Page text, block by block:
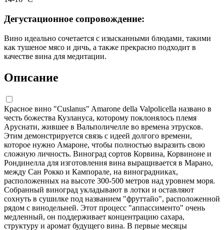
Дегустационное сопровождение:
Вино идеально сочетается с изысканными блюдами, такими
как тушеное мясо и дичь, а также прекрасно подходит в
качестве вина для медитации.
Описание
Красное вино "Cuslanus" Amarone della Valpolicella названо в
честь божества Кузлануса, которому поклонялось племя
Аруснати, жившее в Вальполичелле во времена этрусков.
Этим демонстрируется связь с идеей долгого времени,
которое нужно Амароне, чтобы полностью выразить свою
сложную личность. Виноград сортов Корвина, Корвиноне и
Рондинелла для изготовления вина выращивается в Марано,
между Сан Рокко и Кампорале, на виноградниках,
расположенных на высоте 300-500 метров над уровнем моря.
Собранный виноград укладывают в лотки и оставляют
сохнуть в сушилке под названием "фруттайо", расположенной
рядом с винодельней. Этот процесс "аппассименто" очень
медленный, он поддерживает концентрацию сахара,
структуру и аромат будущего вина. В первые месяцы